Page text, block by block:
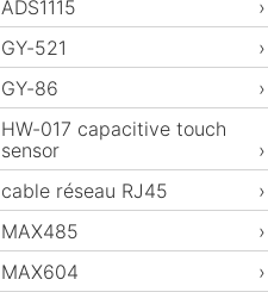
ADS1115
GY-521
GY-86
HW-017 capacitive touch
sensor
cable réseau RJ45
MAX485
MAX604